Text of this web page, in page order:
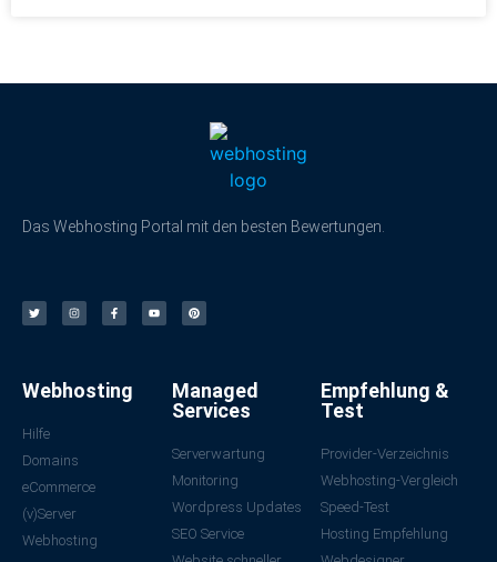
Das Webhosting Portal mit den besten Bewertungen.
Webhosting
Hilfe
Domains
eCommerce
(v)Server
Webhosting
Managed
Services
Serverwartung
Monitoring
Wordpress Updates
SEO Service
Empfehlung &
Test
Provider-Verzeichnis
Webhosting-Vergleich
Speed-Test
Hosting Empfehlung